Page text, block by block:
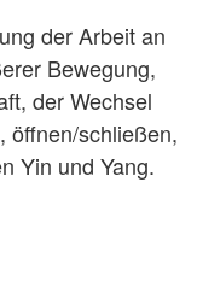
der Arbeit an
Bewegung,
der Wechsel
öffnen/schließen,
Yin und Yang.